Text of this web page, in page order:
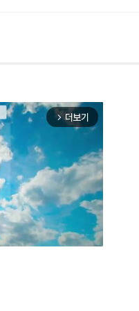
arrow_forward_ios 더보기